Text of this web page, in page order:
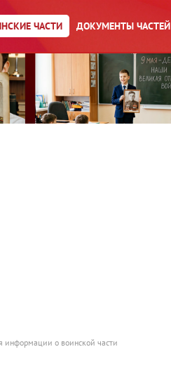
ЧАСТИ ДОКУМЕНТЫ ЧАСТЕЙ
информации о воинской части